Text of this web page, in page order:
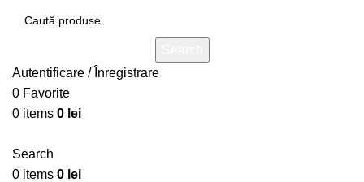
Autentificare / Înregistrare
0 Favorite
0 items 0 lei
Search
0 items 0 lei